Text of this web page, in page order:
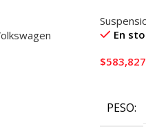
En
$
PESO